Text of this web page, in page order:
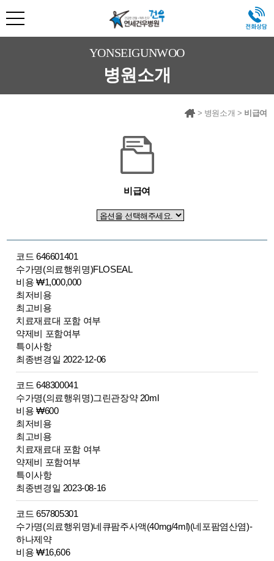
YONSEIGUNWOO
병원소개
> 병원소개 > 비급여
비급여
코드 646601401
수가명(의료행위명)FLOSEAL
비용 ₩1,000,000
최저비용
최고비용
치료재료대 포함 여부
약제비 포함여부
특이사항
최종변경일 2022-12-06
코드 648300041
수가명(의료행위명)그린관장약 20ml
비용 ₩600
최저비용
최고비용
치료재료대 포함 여부
약제비 포함여부
특이사항
최종변경일 2023-08-16
코드 657805301
수가명(의료행위명)네큐팜주사액(40mg/4ml)(네포팜염산염)-
하나제약
비용 ₩16,606